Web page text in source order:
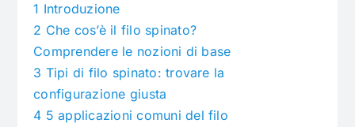
1 Introduzione
2 Che cos’è il filo spinato?
Comprendere le nozioni di base
3 Tipi di filo spinato: trovare la
configurazione giusta
4 5 applicazioni comuni del filo